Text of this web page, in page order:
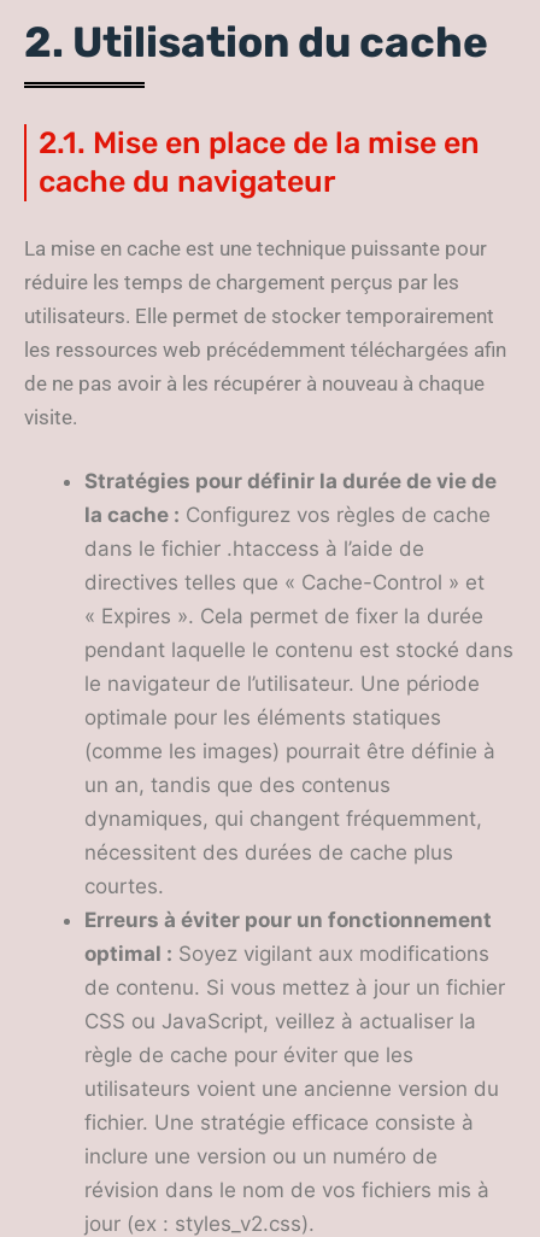
2. Utilisation du cache
2.1. Mise en place de la mise en
cache du navigateur
La mise en cache est une technique puissante pour
réduire les temps de chargement perçus par les
utilisateurs. Elle permet de stocker temporairement
les ressources web précédemment téléchargées afin
de ne pas avoir à les récupérer à nouveau à chaque
visite.
Stratégies pour définir la durée de vie de
la cache : Configurez vos règles de cache
dans le fichier .htaccess à l’aide de
directives telles que « Cache-Control » et
« Expires ». Cela permet de fixer la durée
pendant laquelle le contenu est stocké dans
le navigateur de l’utilisateur. Une période
optimale pour les éléments statiques
(comme les images) pourrait être définie à
un an, tandis que des contenus
dynamiques, qui changent fréquemment,
nécessitent des durées de cache plus
courtes.
Erreurs à éviter pour un fonctionnement
optimal : Soyez vigilant aux modifications
de contenu. Si vous mettez à jour un fichier
CSS ou JavaScript, veillez à actualiser la
règle de cache pour éviter que les
utilisateurs voient une ancienne version du
fichier. Une stratégie efficace consiste à
inclure une version ou un numéro de
révision dans le nom de vos fichiers mis à
jour (ex : styles_v2.css).